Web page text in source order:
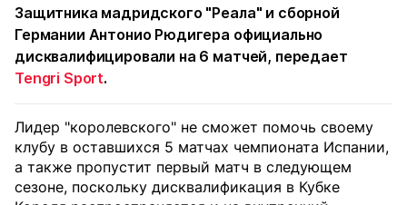
Защитника мадридского "Реала" и сборной
Германии Антонио Рюдигера официально
дисквалифицировали на 6 матчей, передает
Tengri Sport.
Лидер "королевского" не сможет помочь своему
клубу в оставшихся 5 матчах чемпионата Испании,
а также пропустит первый матч в следующем
сезоне, поскольку дисквалификация в Кубке